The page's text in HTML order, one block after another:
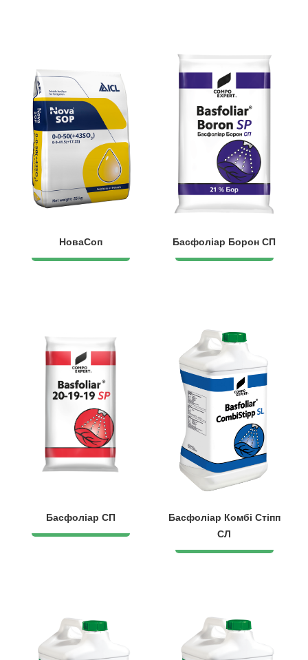
НоваСоп Басфоліар Борон СП
Басфоліар СП
Басфоліар Комбі Стіпп
СЛ